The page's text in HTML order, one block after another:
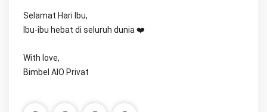
Selamat Hari Ibu,
Ibu-ibu hebat di seluruh dunia ❤️
With love,
Bimbel AIO Privat